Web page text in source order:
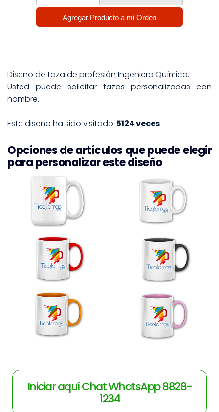
Diseño de taza de profesión Ingeniero Químico.
Usted puede solicitar tazas personalizadas con
nombre.
Este diseño ha sido visitado: 5124 veces
Opciones de artículos que puede elegir
para personalizar este diseño
Iniciar aquí Chat WhatsApp 8828-
1234